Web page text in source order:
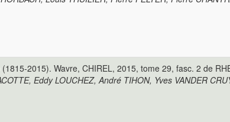
2015). Wavre, CHIREL, 2015, tome 29, fasc. 2 de
Eddy LOUCHEZ, André TIHON, Yves VANDER